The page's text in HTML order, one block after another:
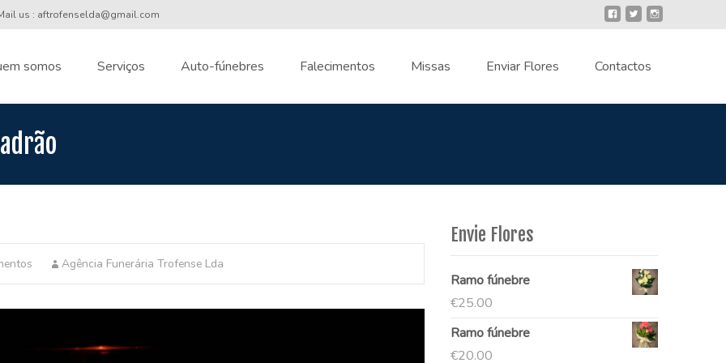
us : aftrofenselda@gmail.com
somos Serviços Auto-fúnebres Falecimentos Missas Enviar Flores Contactos
Agência Funerária Trofense Lda
Envie Flores
Ramo fúnebre
€25.00
Ramo fúnebre
€20.00